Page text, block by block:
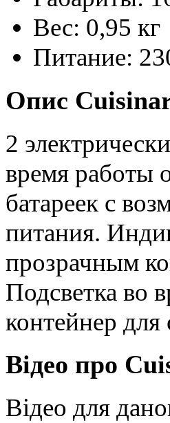
Вес: 0,95 кг
Питание:
Опис
2
время работы
батареек с
питания.
прозрачным
Подсветка во
контейнер
Відео про
Відео для